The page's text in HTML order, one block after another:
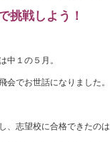
挑戦しよう！
中１の５月。
会でお世話になりました。
、志望校に合格できたのは